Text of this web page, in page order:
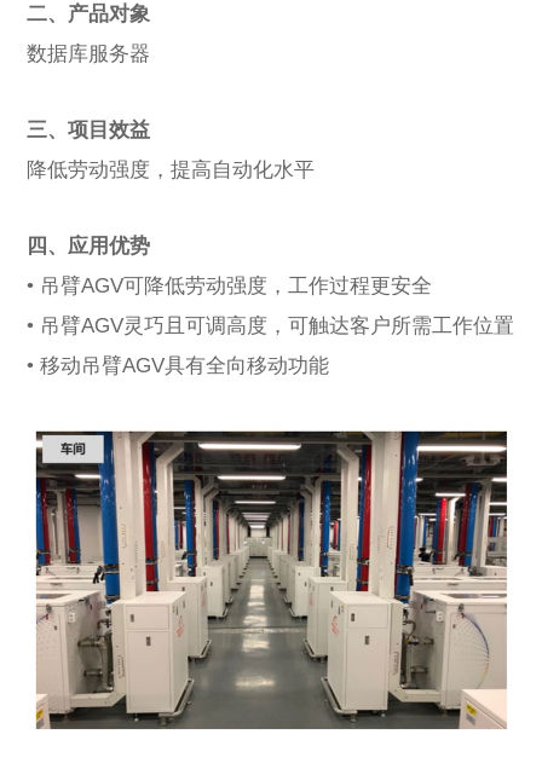
二、产品对象
数据库服务器
三、项目效益
降低劳动强度，提高自动化水平
四、应用优势
• 吊臂AGV可降低劳动强度，工作过程更安全
• 吊臂AGV灵巧且可调高度，可触达客户所需工作位置
• 移动吊臂AGV具有全向移动功能